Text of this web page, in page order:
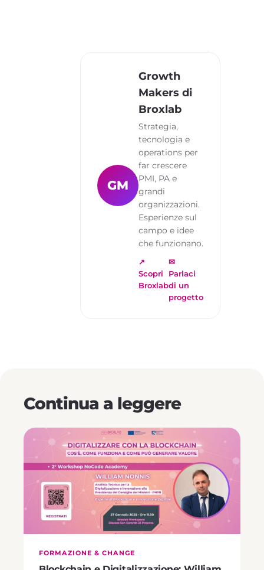
GM
Growth
Makers di
Broxlab
Strategia,
tecnologia e
operations per
far crescere
PMI, PA e
grandi
organizzazioni.
Esperienze sul
campo e idee
che funzionano.
↗
Scopri
Broxlab
✉
Parlaci
di un
progetto
Continua a leggere
FORMAZIONE & CHANGE